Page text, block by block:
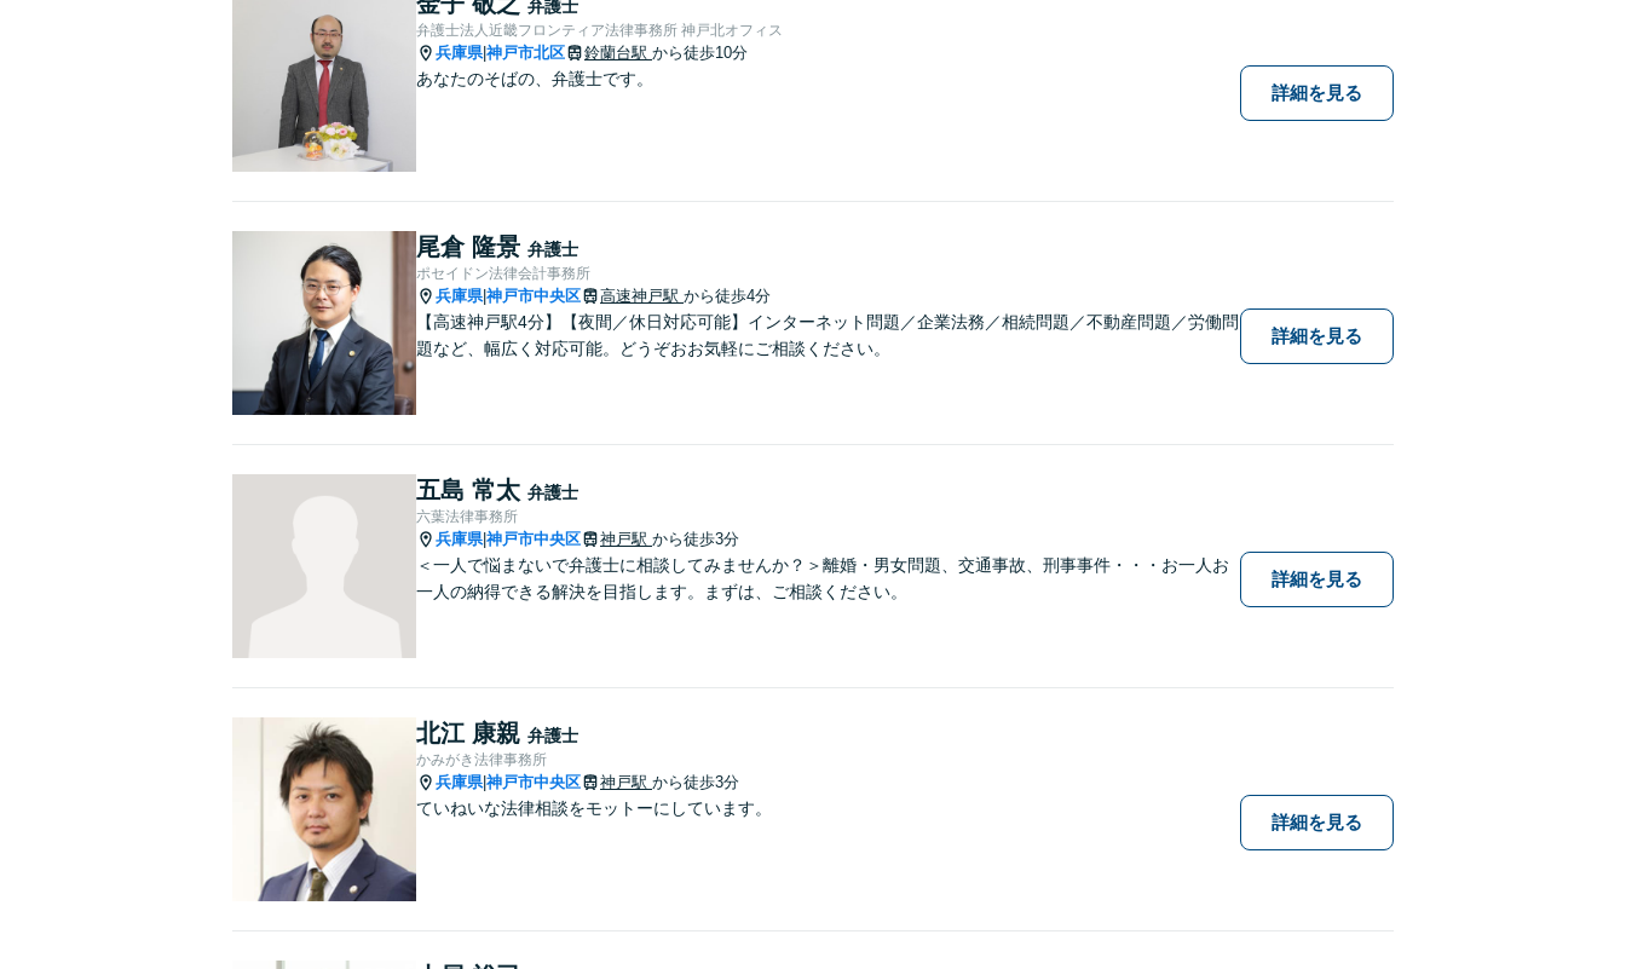
弁護士
弁護士法人近畿フロンティア法律事務所 神戸北オフィス
兵庫県|神戸市北区 鈴蘭台駅 から徒歩10分
あなたのそばの、弁護士です。
詳細を見る
尾倉 隆景 弁護士
ポセイドン法律会計事務所
兵庫県|神戸市中央区 高速神戸駅 から徒歩4分
【高速神戸駅4分】【夜間／休日対応可能】インターネット問題／企業法務／相続問題／不動産問題／労働問
題など、幅広く対応可能。どうぞおお気軽にご相談ください。
詳細を見る
五島 常太 弁護士
六葉法律事務所
兵庫県|神戸市中央区 神戸駅 から徒歩3分
＜一人で悩まないで弁護士に相談してみませんか？＞離婚・男女問題、交通事故、刑事事件・・・お一人お
一人の納得できる解決を目指します。まずは、ご相談ください。
詳細を見る
北江 康親 弁護士
かみがき法律事務所
兵庫県|神戸市中央区 神戸駅 から徒歩3分
ていねいな法律相談をモットーにしています。
詳細を見る